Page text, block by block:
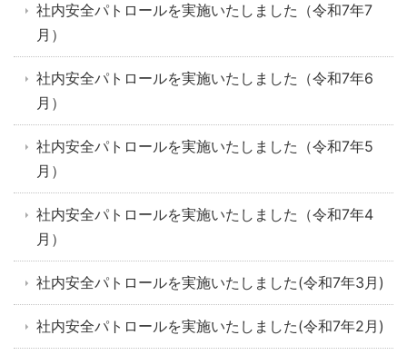
社内安全パトロールを実施いたしました（令和7年7
月）
社内安全パトロールを実施いたしました（令和7年6
月）
社内安全パトロールを実施いたしました（令和7年5
月）
社内安全パトロールを実施いたしました（令和7年4
月）
社内安全パトロールを実施いたしました(令和7年3月)
社内安全パトロールを実施いたしました(令和7年2月)